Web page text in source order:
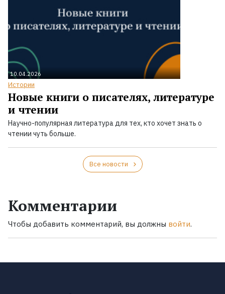
10.04.2026
Истории
Новые книги о писателях, литературе
и чтении
Научно-популярная литература для тех, кто хочет знать о
чтении чуть больше.
Все новости
Комментарии
Чтобы добавить комментарий, вы должны войти.